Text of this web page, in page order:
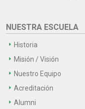
NUESTRA ESCUELA
Historia
Misión / Visión
Nuestro Equipo
Acreditación
Alumni